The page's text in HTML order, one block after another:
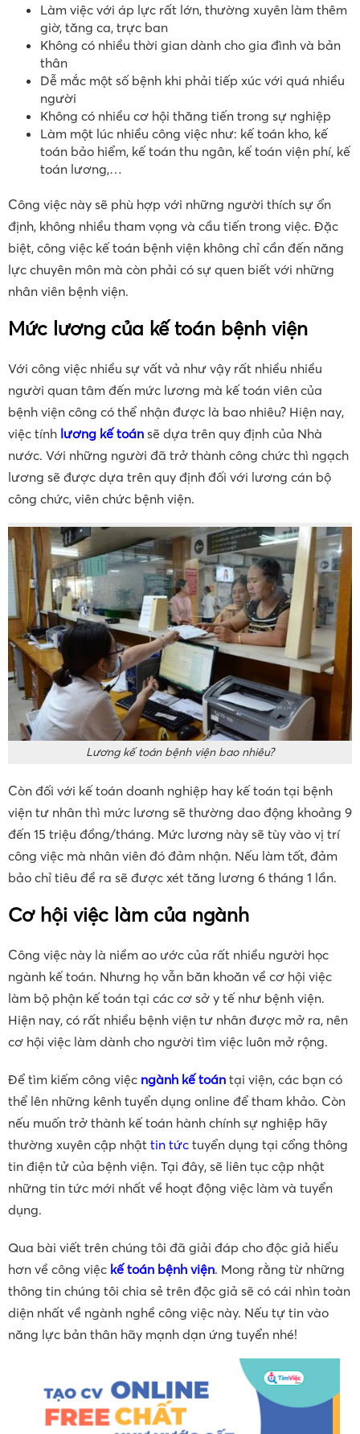
Làm việc với áp lực rất lớn, thường xuyên làm thêm
giờ, tăng ca, trực ban
Không có nhiều thời gian dành cho gia đình và bản
thân
Dễ mắc một số bệnh khi phải tiếp xúc với quá nhiều
người
Không có nhiều cơ hội thăng tiến trong sự nghiệp
Làm một lúc nhiều công việc như: kế toán kho, kế
toán bảo hiểm, kế toán thu ngân, kế toán viện phí, kế
toán lương,…
Công việc này sẽ phù hợp với những người thích sự ổn
định, không nhiều tham vọng và cầu tiến trong việc. Đặc
biệt, công việc kế toán bệnh viện không chỉ cần đến năng
lực chuyên môn mà còn phải có sự quen biết với những
nhân viên bệnh viện.
Mức lương của kế toán bệnh viện
Với công việc nhiều sự vất vả như vậy rất nhiều nhiều
người quan tâm đến mức lương mà kế toán viên của
bệnh viện công có thể nhận được là bao nhiêu? Hiện nay,
việc tính lương kế toán sẽ dựa trên quy định của Nhà
nước. Với những người đã trở thành công chức thì ngạch
lương sẽ được dựa trên quy định đối với lương cán bộ
công chức, viên chức bệnh viện.
Lương kế toán bệnh viện bao nhiêu?
Còn đối với kế toán doanh nghiệp hay kế toán tại bệnh
viện tư nhân thì mức lương sẽ thường dao động khoảng 9
đến 15 triệu đồng/tháng. Mức lương này sẽ tùy vào vị trí
công việc mà nhân viên đó đảm nhận. Nếu làm tốt, đảm
bảo chỉ tiêu đề ra sẽ được xét tăng lương 6 tháng 1 lần.
Cơ hội việc làm của ngành
Công việc này là niềm ao ước của rất nhiều người học
ngành kế toán. Nhưng họ vẫn băn khoăn về cơ hội việc
làm bộ phận kế toán tại các cơ sở y tế như bệnh viện.
Hiện nay, có rất nhiều bệnh viện tư nhân được mở ra, nên
cơ hội việc làm dành cho người tìm việc luôn mở rộng.
Để tìm kiếm công việc ngành kế toán tại viện, các bạn có
thể lên những kênh tuyển dụng online để tham khảo. Còn
nếu muốn trở thành kế toán hành chính sự nghiệp hãy
thường xuyên cập nhật tin tức tuyển dụng tại cổng thông
tin điện tử của bệnh viện. Tại đây, sẽ liên tục cập nhật
những tin tức mới nhất về hoạt động việc làm và tuyển
dụng.
Qua bài viết trên chúng tôi đã giải đáp cho độc giả hiểu
hơn về công việc kế toán bệnh viện. Mong rằng từ những
thông tin chúng tôi chia sẻ trên độc giả sẽ có cái nhìn toàn
diện nhất về ngành nghề công việc này. Nếu tự tin vào
năng lực bản thân hãy mạnh dạn ứng tuyển nhé!